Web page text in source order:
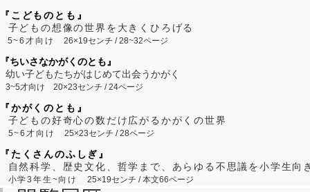
『こどものとも』
子どもの想像の世界を大きくひろげる
5~6才向け26×19センチ / 28~32ページ
『ちいさなかがくのとも』
幼い子どもたちがはじめて出会うかがく
3~5才向け 20×23センチ / 24ページ
『かがくのとも』
子どもの好奇心の数だけ広がるかがくの世界
5~6才向け25×23センチ / 28ページ
『たくさんのふしぎ』
自然科学、歴史文化、哲学まで、あらゆる不思議を小学生向
小学3年生~向け 25×19センチ / 本文66ページ